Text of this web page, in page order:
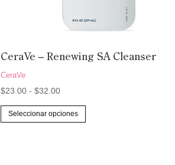
CeraVe – Renewing SA Cleanser
CeraVe
$23.00 - $32.00Rango
de
precios:
Seleccionar opciones
Este